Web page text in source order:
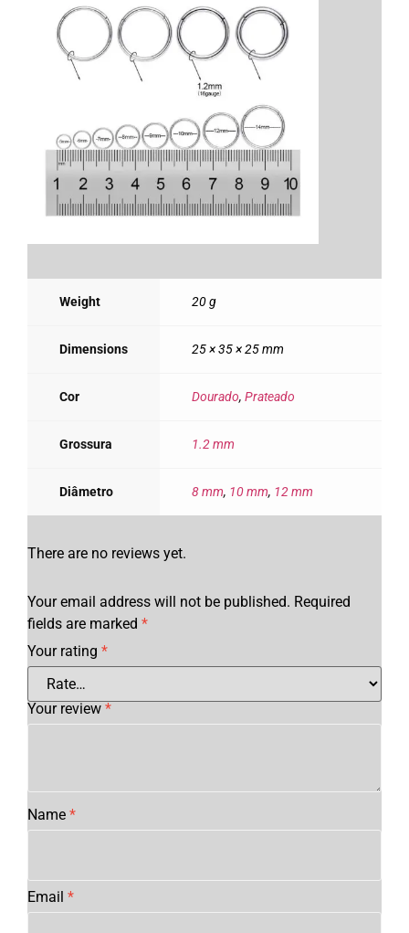
Weight 20 g
Dimensions 25 × 35 × 25 mm
Cor Dourado, Prateado
Grossura 1.2 mm
Diâmetro 8 mm, 10 mm, 12 mm
There are no reviews yet.
Your email address will not be published. Required
fields are marked *
Your rating *
Your review *
Name *
Email *